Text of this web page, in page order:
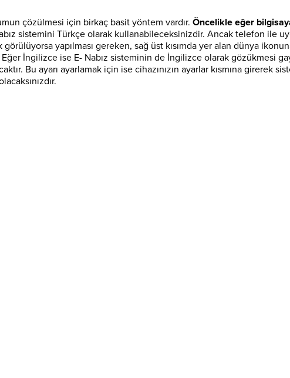
çözülmesi için birkaç basit yöntem vardır. Öncelikle eğer
sistemini Türkçe olarak kullanabileceksinizdir. Ancak telefon ile
yapılması gereken, sağ üst kısımda yer alan dünya
İngilizce ise E- Nabız sisteminin de İngilizce olarak gözükmesi
Bu ayarı ayarlamak için ise cihazınızın ayarlar kısmına girerek